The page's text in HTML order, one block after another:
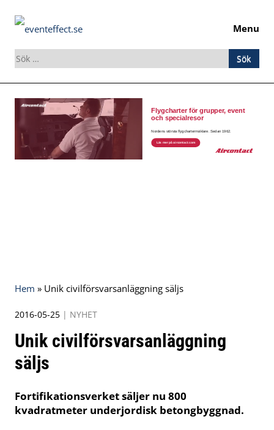
Menu
Sök
efter:
Skip
content
Hem » Unik civilförsvarsanläggning säljs
2016-05-25 | NYHET
Unik civilförsvarsanläggning
säljs
Fortifikationsverket säljer nu 800
kvadratmeter underjordisk betongbyggnad.